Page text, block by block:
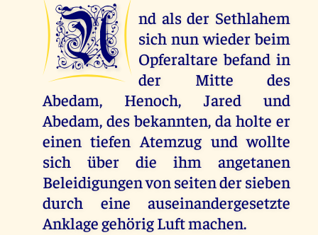
U
nd als der Sethlahem
sich nun wieder beim
Opferaltare befand in
der Mitte des
Abedam, Henoch, Jared und
Abedam, des bekannten, da holte er
einen tiefen Atemzug und wollte
sich über die ihm angetanen
Beleidigungen von seiten der sieben
durch eine auseinandergesetzte
Anklage gehörig Luft machen.